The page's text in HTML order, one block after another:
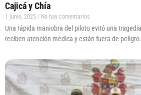
Cajicá y Chía
1 junio, 2025 No hay comentarios
Una rápida maniobra del piloto evitó una
reciben atención médica y están fuera de peligro.